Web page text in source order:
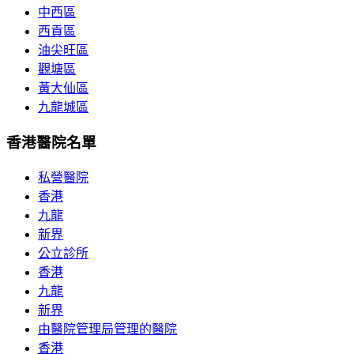
中西區
西貢區
油尖旺區
觀塘區
黃大仙區
九龍城區
香港醫院名單
私營醫院
香港
九龍
新界
公立診所
香港
九龍
新界
由醫院管理局管理的醫院
香港